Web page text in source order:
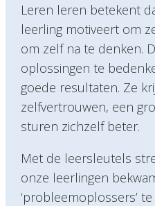
Leren leren betekent
leerling motiveert om
om zelf na te denken.
oplossingen te
goede resultaten. Ze
zelfvertrouwen, een
sturen zichzelf beter.
Met de leersleutels
onze leerlingen
‘probleemoplossers’